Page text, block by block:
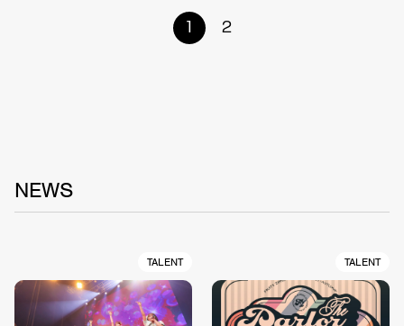
1 2
NEWS
TALENT TALENT